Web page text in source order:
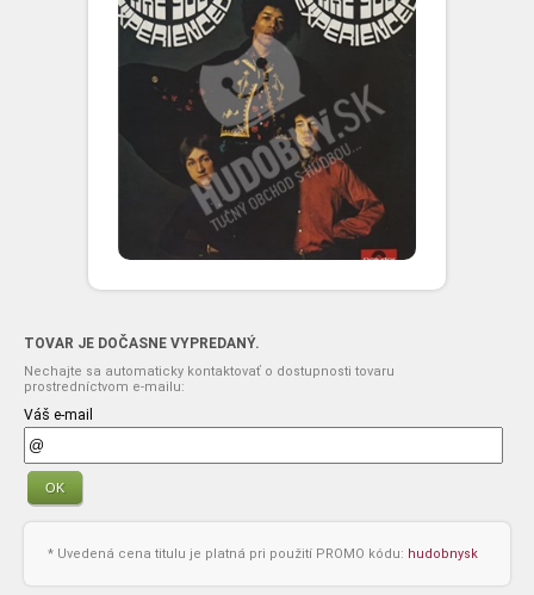
TOVAR JE DOČASNE VYPREDANÝ.
Nechajte sa automaticky kontaktovať o dostupnosti tovaru
prostredníctvom e-mailu:
Váš e-mail
OK
* Uvedená cena titulu je platná pri použití PROMO kódu: hudobnysk